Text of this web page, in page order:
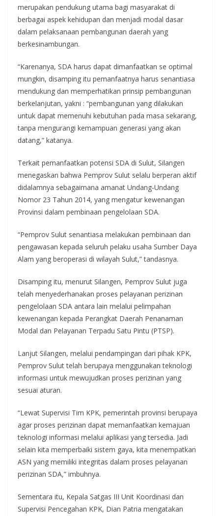
merupakan pendukung utama bagi masyarakat di
berbagai aspek kehidupan dan menjadi modal dasar
dalam pelaksanaan pembangunan daerah yang
berkesinambungan.
“Karenanya, SDA harus dapat dimanfaatkan se optimal
mungkin, disamping itu pemanfaatnya harus senantiasa
mendukung dan memperhatikan prinsip pembangunan
berkelanjutan, yakni : “pembangunan yang dilakukan
untuk dapat memenuhi kebutuhan pada masa sekarang,
tanpa mengurangi kemampuan generasi yang akan
datang,” katanya.
Terkait pemanfaatkan potensi SDA di Sulut, Silangen
menegaskan bahwa Pemprov Sulut selalu berperan aktif
didalamnya sebagaimana amanat Undang-Undang
Nomor 23 Tahun 2014, yang mengatur kewenangan
Provinsi dalam pembinaan pengelolaan SDA.
“Pemprov Sulut senantiasa melakukan pembinaan dan
pengawasan kepada seluruh pelaku usaha Sumber Daya
Alam yang beroperasi di wilayah Sulut,” tandasnya.
Disamping itu, menurut Silangen, Pemprov Sulut juga
telah menyederhanakan proses pelayanan perizinan
pengelolaan SDA antara lain melalui pelimpahan
kewenangan kepada Perangkat Daerah Penanaman
Modal dan Pelayanan Terpadu Satu Pintu (PTSP).
Lanjut Silangen, melalui pendampingan dari pihak KPK,
Pemprov Sulut telah berupaya menggunakan teknologi
informasi untuk mewujudkan proses perizinan yang
sesuai aturan.
“Lewat Supervisi Tim KPK, pemerintah provinsi berupaya
agar proses perizinan dapat memanfaatkan kemajuan
teknologi informasi melalui aplikasi yang tersedia. Jadi
selain kita memperbaiki sistem gaya, kita menempatkan
ASN yang memiliki integritas dalam proses pelayanan
perizinan SDA,” imbuhnya.
Sementara itu, Kepala Satgas III Unit Koordinasi dan
Supervisi Pencegahan KPK, Dian Patria mengatakan